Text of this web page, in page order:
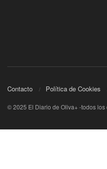
Contacto Política de Cookies
© 2025 El Diario de Oliva+ -todos